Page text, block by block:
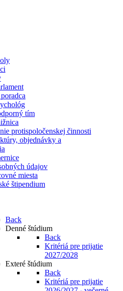
tím
protispoločenskej činnosti
objednávky a
údajov
miesta
štipendium
Back
Denné štúdium
Back
Kritériá pre prijatie
2027/2028
Exteré štúdium
Back
Kritériá pre prijatie